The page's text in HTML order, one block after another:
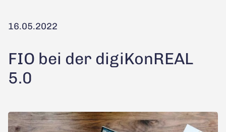
16.05.2022
FIO bei der digiKonREAL
5.0